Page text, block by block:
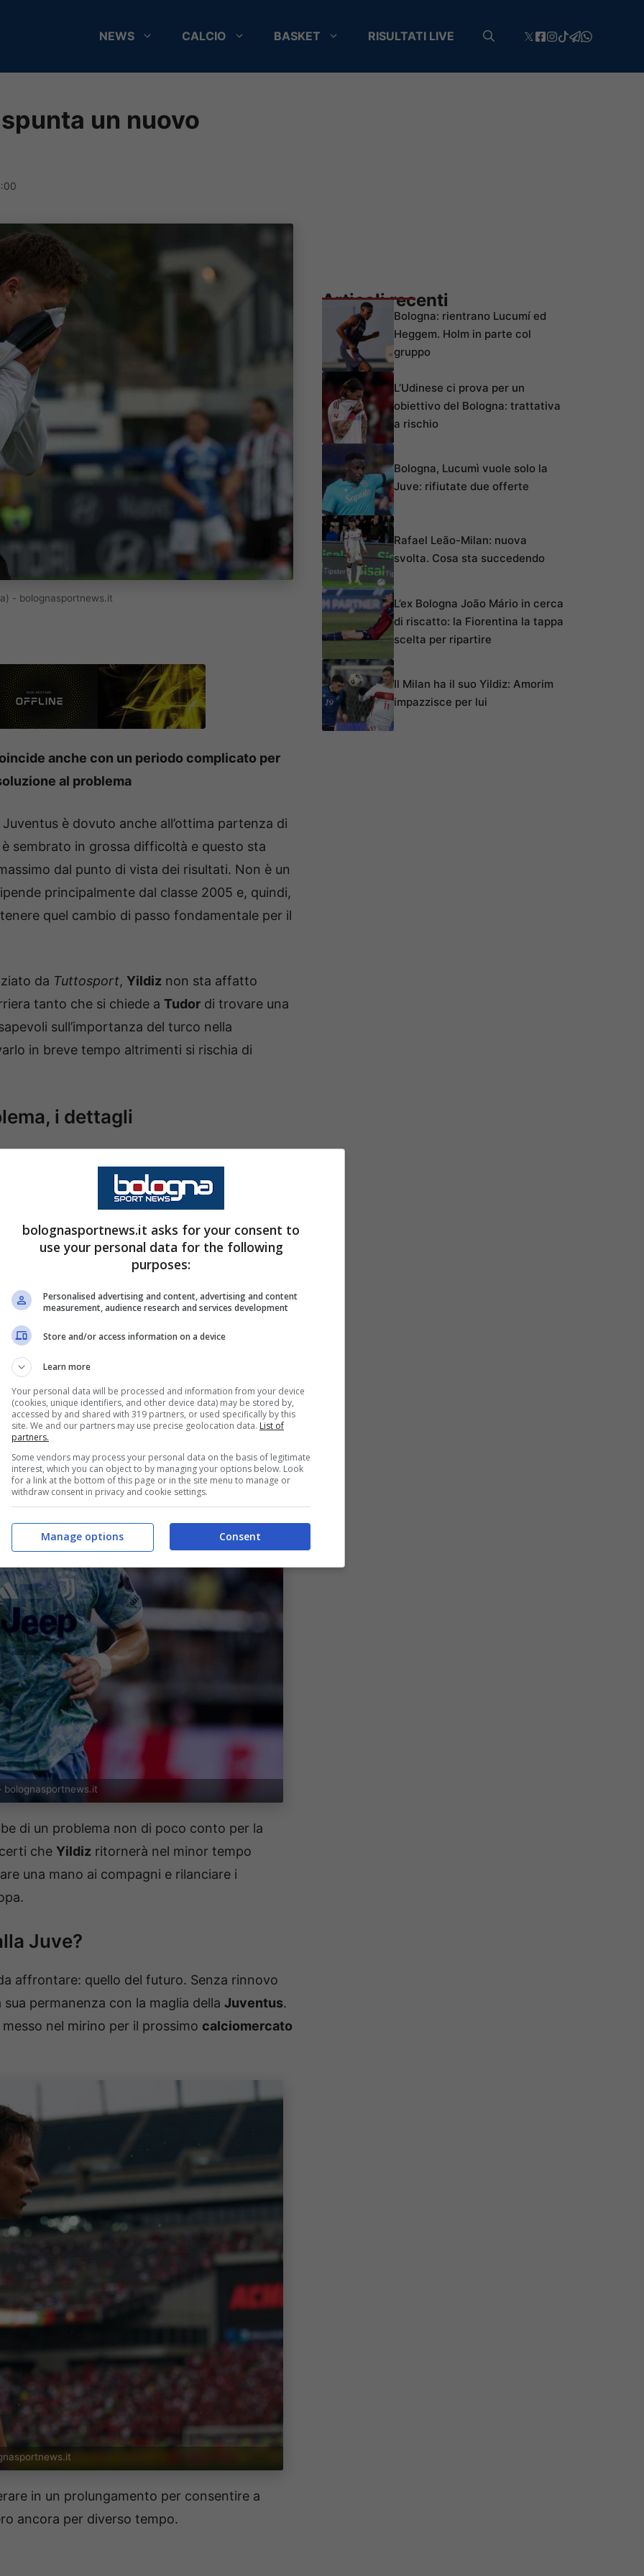
NEWS CALCIO BASKET RISULTATI LIVE
un nuovo
- bolognasportnews.it
anche con un periodo complicato per
al problema
è dovuto anche all’ottima partenza di
sembrato in grossa difficoltà e questo sta
dal punto di vista dei risultati. Non è un
principalmente dal classe 2005 e, quindi,
quel cambio di passo fondamentale per il
da Tuttosport, Yildiz non sta affatto
tanto che si chiede a Tudor di trovare una
sull’importanza del turco nella
in breve tempo altrimenti si rischia di
i dettagli
ad essere solido anche se ad oggi puntare
semplice. Le prestazioni non sono più
sul rendimento del turco possa incidere
decolla. Un mancato prolungamento
i bianconeri magari già in estate.
pesano anche la stanchezza e le pressioni che
il fatto che parliamo di un calciatore
e questo lo porta a non poter dare il
è quella di poter contare nel minor tempo
la squadra.
bolognasportnews.it
di un problema non di poco conto per la
che Yildiz ritornerà nel minor tempo
una mano ai compagni e rilanciare i
Juve?
affrontare: quello del futuro. Senza rinnovo
permanenza con la maglia della Juventus.
nel mirino per il prossimo calciomercato
in un prolungamento per consentire a
ancora per diverso tempo.
Articoli recenti
Bologna: rientrano Lucumí ed
Heggem. Holm in parte col
gruppo
L’Udinese ci prova per un
obiettivo del Bologna: trattativa
a rischio
Bologna, Lucumì vuole solo la
Juve: rifiutate due offerte
Rafael Leão-Milan: nuova
svolta. Cosa sta succedendo
L’ex Bologna João Mário in cerca
di riscatto: la Fiorentina la tappa
scelta per ripartire
Il Milan ha il suo Yildiz: Amorim
impazzisce per lui
bolognasportnews.it asks for your consent to
use your personal data for the following
purposes:
Personalised advertising and content, advertising and content
measurement, audience research and services development
Store and/or access information on a device
Learn more
Your personal data will be processed and information from your device
(cookies, unique identifiers, and other device data) may be stored by,
accessed by and shared with 319 partners, or used specifically by this
site. We and our partners may use precise geolocation data. List of
partners.
Some vendors may process your personal data on the basis of legitimate
interest, which you can object to by managing your options below. Look
for a link at the bottom of this page or in the site menu to manage or
withdraw consent in privacy and cookie settings.
Consent
Manage options